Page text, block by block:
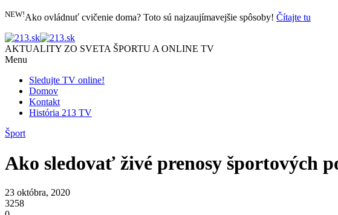
NEW!Ako ovládnuť cvičenie doma? Toto sú najzaujímavejšie spôsoby! Čítajte tu
AKTUALITY ZO SVETA ŠPORTU A ONLINE TV
Menu
Sledujte TV online!
Domov
Kontakt
História 213 TV
Šport
Ako sledovať živé prenosy športových
23 októbra, 2020
3258